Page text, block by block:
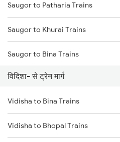
Mumbai to Goa Trains
Chennai to Coimbatore Trains
Saugor to Patharia Trains
Saugor to Khurai Trains
Saugor to Bina Trains
Saugor to Bhopal Trains
Saugor to Bilaspur Trains
Saugor to Hiranchipa Trains
विदिशा- से ट्रेन मार्ग
Vidisha to Bina Trains
Vidisha to Bhopal Trains